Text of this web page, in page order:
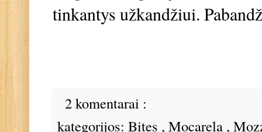
tinkantys užkandžiui.
2 komentarai :
kategorijos: Bites , Mocarela ,